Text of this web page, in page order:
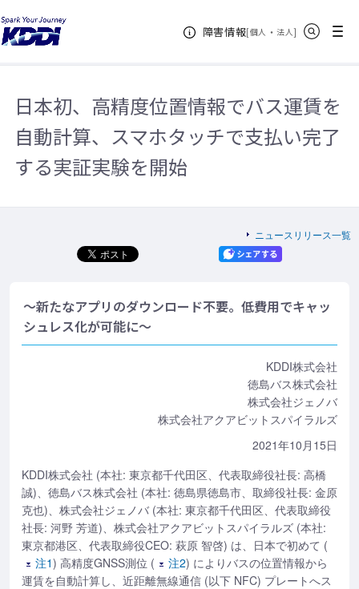
障害情報[個人 ・ 法人新規ウィンドウ
]
メニュー
KDDIホーム
初、高精度位置情報でバス運賃を自動計算、スマホタッチで支払い完了する実
証実験を開始
日本初、高精度位置情報でバス運賃を
自動計算、スマホタッチで支払い完了
する実証実験を開始
ニュースリリース一覧
～新たなアプリのダウンロード不要。低費用でキャッ
シュレス化が可能に～
KDDI株式会社
徳島バス株式会社
株式会社ジェノバ
株式会社アクアビットスパイラルズ
2021年10月15日
KDDI株式会社 (本社: 東京都千代田区、代表取締役社長: 高橋
誠)、徳島バス株式会社 (本社: 徳島県徳島市、取締役社長: 金原
克也)、株式会社ジェノバ (本社: 東京都千代田区、代表取締役
社長: 河野 芳道)、株式会社アクアビットスパイラルズ (本社:
東京都港区、代表取締役CEO: 萩原 智啓) は、日本で初めて (
注1) 高精度GNSS測位 ( 注2) によりバスの位置情報から
運賃を自動計算し、近距離無線通信 (以下 NFC) プレートへス